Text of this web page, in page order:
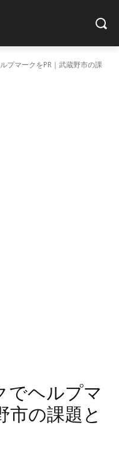
プマークをPR｜武蔵野市の課
でヘルプマ
市の課題と